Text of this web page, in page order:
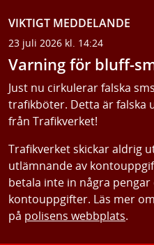
VIKTIGT MEDDELANDE
23 juli 2026 kl. 14:24
Varning för bluff-
Just nu cirkulerar falska
trafikböter. Detta är falska
från Trafikverket!
Trafikverket skickar aldrig
utlämnande av
betala inte in några
kontouppgifter. Läs mer
på polisens webbplats.